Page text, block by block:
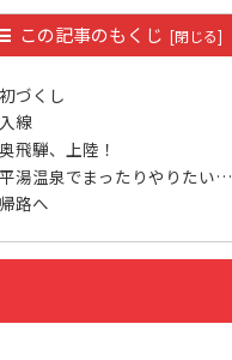
この記事のもくじ
初づくし
入線
奥飛騨、上陸！
平湯温泉でまったりやりたい…
帰路へ